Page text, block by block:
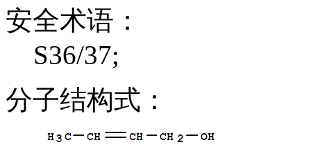
安全术语：
S36/37;
分子结构式：